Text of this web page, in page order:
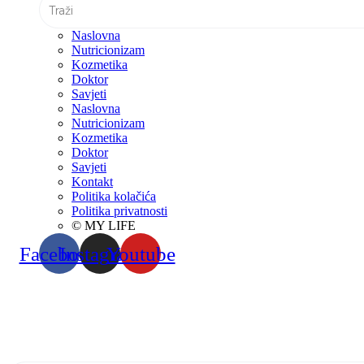
Naslovna
Nutricionizam
Kozmetika
Doktor
Savjeti
Naslovna
Nutricionizam
Kozmetika
Doktor
Savjeti
Kontakt
Politika kolačića
Politika privatnosti
© MY LIFE
FacebookInstagramYoutube